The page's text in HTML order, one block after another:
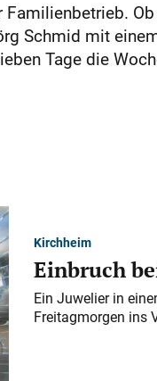
Schmid mit
Tage die
Kirchheim
Einbruch
Ein Juwelier in
Freitagmorgen ins